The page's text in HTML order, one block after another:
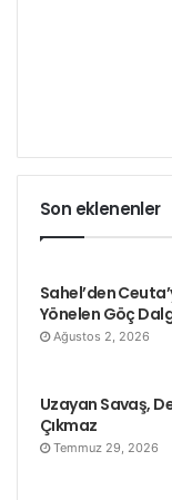
Son eklenenler
Sahel’den
Yönelen Göç
Ağustos 2, 2026
Uzayan Savaş,
Çıkmaz
Temmuz 29, 2026